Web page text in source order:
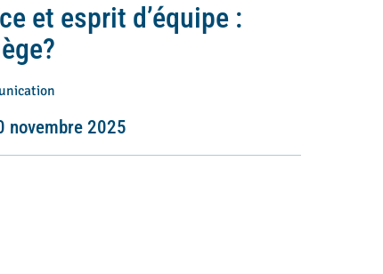
et esprit d’équipe :
novembre 2025